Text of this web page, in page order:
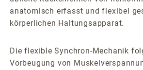
anatomisch erfasst und flexibel
körperlichen Haltungsapparat.
Die flexible Synchron-Mechanik
Vorbeugung von